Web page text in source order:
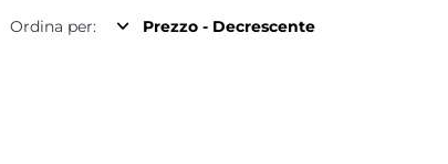
Ordina per: